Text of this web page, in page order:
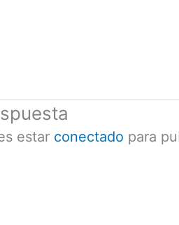
estar conectado para